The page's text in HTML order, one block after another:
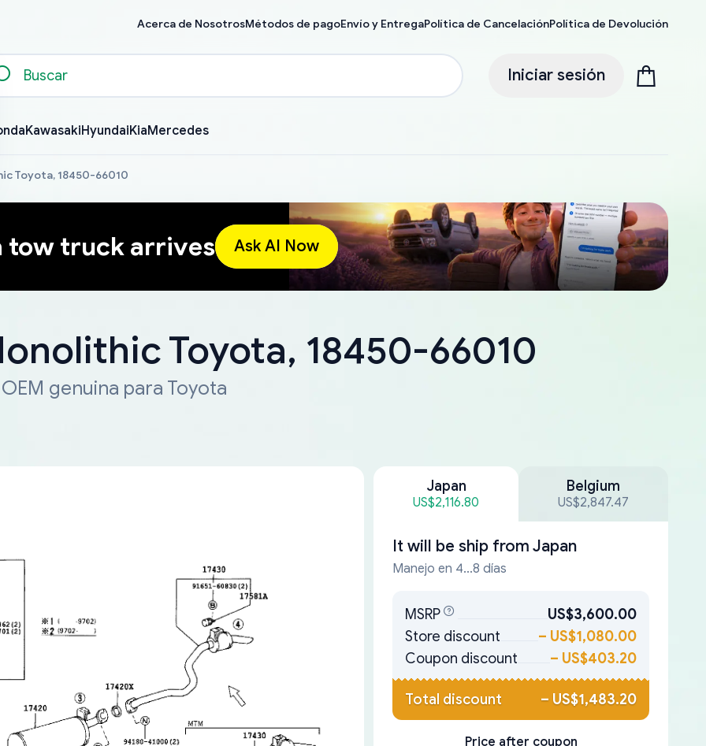
Acerca de NosotrosMétodos de pagoEnvío y EntregaPolítica de CancelaciónPolítica de Devolución
Iniciar sesión
KawasakiHyundaiKiaMercedes
Toyota, 18450-66010
tow truck arrives Ask AI Now
Toyota, 18450-66010
genuina para Toyota
Japan
US$2,116.80
Belgium
US$2,847.47
It will be ship from Japan
Manejo en 4...8 días
MSRP
US$3,600.00
Store discount
– US$1,080.00
Coupon discount
– US$403.20
Total discount – US$1,483.20
Price after coupon